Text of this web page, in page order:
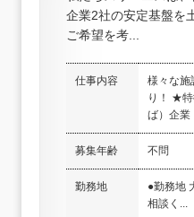
企業2社の安定基盤を
ご希望を考...
仕事内容
様々な施
り！ ★特
ば）企業
募集年齢 不問
勤務地
●勤務地
相談く...